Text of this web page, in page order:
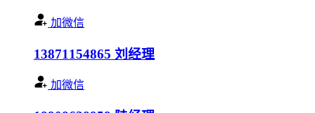
加微信
13871154865 刘经理
加微信